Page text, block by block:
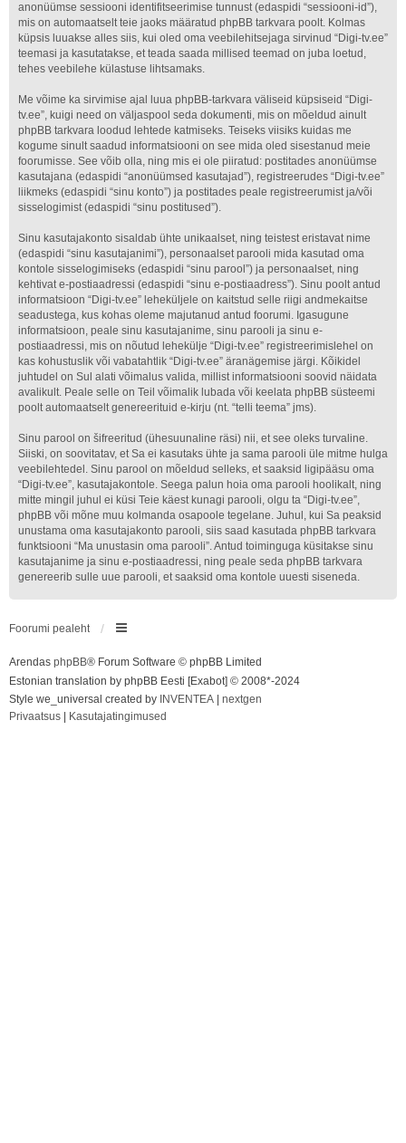
anonüümse sessiooni identifitseerimise tunnust (edaspidi “sessiooni-id”),
mis on automaatselt teie jaoks määratud phpBB tarkvara poolt. Kolmas
küpsis luuakse alles siis, kui oled oma veebilehitsejaga sirvinud “Digi-tv.ee”
teemasi ja kasutatakse, et teada saada millised teemad on juba loetud,
tehes veebilehe külastuse lihtsamaks.
Me võime ka sirvimise ajal luua phpBB-tarkvara väliseid küpsiseid “Digi-
tv.ee”, kuigi need on väljaspool seda dokumenti, mis on mõeldud ainult
phpBB tarkvara loodud lehtede katmiseks. Teiseks viisiks kuidas me
kogume sinult saadud informatsiooni on see mida oled sisestanud meie
foorumisse. See võib olla, ning mis ei ole piiratud: postitades anonüümse
kasutajana (edaspidi “anonüümsed kasutajad”), registreerudes “Digi-tv.ee”
liikmeks (edaspidi “sinu konto”) ja postitades peale registreerumist ja/või
sisselogimist (edaspidi “sinu postitused”).
Sinu kasutajakonto sisaldab ühte unikaalset, ning teistest eristavat nime
(edaspidi “sinu kasutajanimi”), personaalset parooli mida kasutad oma
kontole sisselogimiseks (edaspidi “sinu parool”) ja personaalset, ning
kehtivat e-postiaadressi (edaspidi “sinu e-postiaadress”). Sinu poolt antud
informatsioon “Digi-tv.ee” leheküljele on kaitstud selle riigi andmekaitse
seadustega, kus kohas oleme majutanud antud foorumi. Igasugune
informatsioon, peale sinu kasutajanime, sinu parooli ja sinu e-
postiaadressi, mis on nõutud lehekülje “Digi-tv.ee” registreerimislehel on
kas kohustuslik või vabatahtlik “Digi-tv.ee” äranägemise järgi. Kõikidel
juhtudel on Sul alati võimalus valida, millist informatsiooni soovid näidata
avalikult. Peale selle on Teil võimalik lubada või keelata phpBB süsteemi
poolt automaatselt genereerituid e-kirju (nt. “telli teema” jms).
Sinu parool on šifreeritud (ühesuunaline räsi) nii, et see oleks turvaline.
Siiski, on soovitatav, et Sa ei kasutaks ühte ja sama parooli üle mitme hulga
veebilehtedel. Sinu parool on mõeldud selleks, et saaksid ligipääsu oma
“Digi-tv.ee”, kasutajakontole. Seega palun hoia oma parooli hoolikalt, ning
mitte mingil juhul ei küsi Teie käest kunagi parooli, olgu ta “Digi-tv.ee”,
phpBB või mõne muu kolmanda osapoole tegelane. Juhul, kui Sa peaksid
unustama oma kasutajakonto parooli, siis saad kasutada phpBB tarkvara
funktsiooni “Ma unustasin oma parooli”. Antud toiminguga küsitakse sinu
kasutajanime ja sinu e-postiaadressi, ning peale seda phpBB tarkvara
genereerib sulle uue parooli, et saaksid oma kontole uuesti siseneda.
Foorumi pealeht
Arendas phpBB® Forum Software © phpBB Limited
Estonian translation by phpBB Eesti [Exabot] © 2008*-2024
Style we_universal created by INVENTEA
nextgen
Privaatsus
Kasutajatingimused